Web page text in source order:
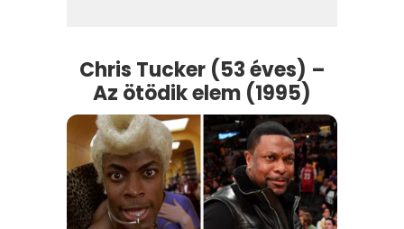
Chris Tucker (53 éves) –
Az ötödik elem (1995)